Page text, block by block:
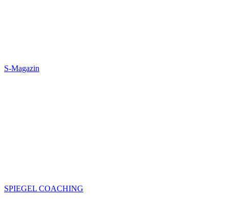
S-Magazin
SPIEGEL COACHING